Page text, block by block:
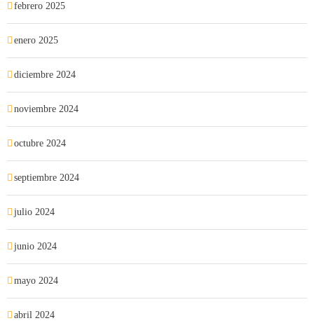
febrero 2025
enero 2025
diciembre 2024
noviembre 2024
octubre 2024
septiembre 2024
julio 2024
junio 2024
mayo 2024
abril 2024